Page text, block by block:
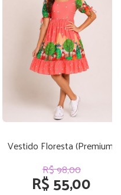
Vestido Floresta (Premium)
R$ 98,00
R$ 55,00